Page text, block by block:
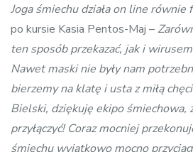
Joga śmiechu działa on line równie
po kursie Kasia Pentos-Maj –
ten sposób przekazać, jak i
Nawet maski nie były nam
bierzemy na klatę i usta z miłą
Bielski, dziękuję ekipo śmiechowa,
przyłączyć! Coraz mocniej
śmiechu wyjątkowo mocno